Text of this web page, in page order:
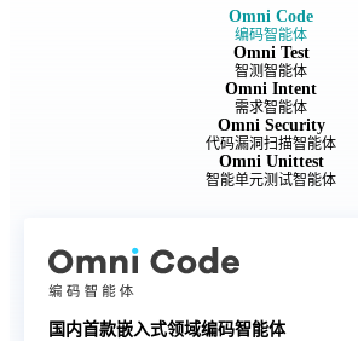
Omni Code
编码智能体
Omni Test
智测智能体
Omni Intent
需求智能体
Omni Security
代码漏洞扫描智能体
Omni Unittest
智能单元测试智能体
国内首款嵌入式领域编码智能体